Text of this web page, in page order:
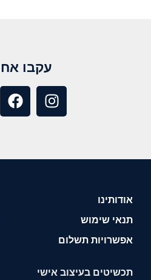
עקבו
אודותינו
תנאי שימוש
אפשרויות תשלום
תכשיטים בעיצוב אישי